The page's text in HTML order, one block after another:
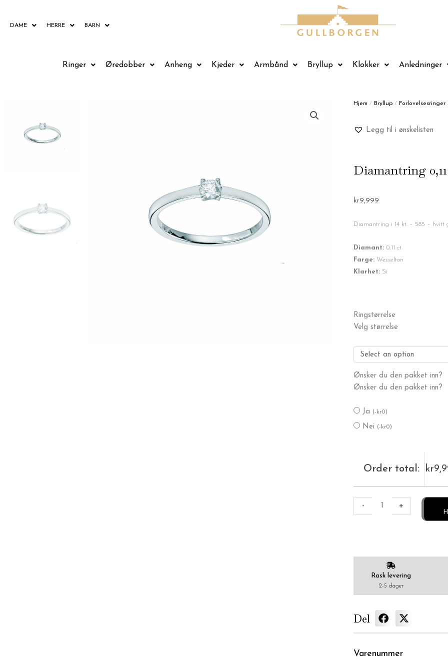
DAME HERRE BARN
Ringer Øredobber Anheng Kjeder Armbånd Bryllup Klokker Anledninger
Hjem / Bryllup / Forlovelsesringer
Legg til i ønskelisten
Diamantring
kr9,999
Diamantring i 14 kt. – 585 – hvitt
Diamant: 0,11 ct.
Farge: Wesselton
Klarhet: Si
Ringstørrelse
Velg størrelse
Ønsker du den pakket inn?
Ønsker du den pakket inn?
Ja (- kr0)
Nei (- kr0)
Order total: kr
-
0,11
ct.
+
Rask levering
2-5 dager
Del
Varenummer